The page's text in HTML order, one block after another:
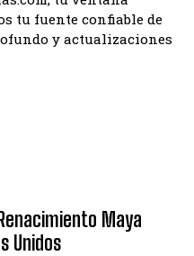
tu fuente confiable de
y actualizaciones
Maya
Unidos